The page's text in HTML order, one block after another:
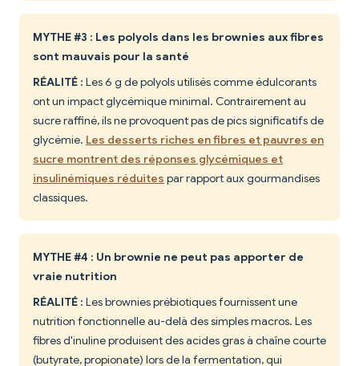
MYTHE #3 : Les polyols dans les brownies aux fibres
sont mauvais pour la santé
RÉALITÉ : Les 6 g de polyols utilisés comme édulcorants
ont un impact glycémique minimal. Contrairement au
sucre raffiné, ils ne provoquent pas de pics significatifs de
glycémie. Les desserts riches en fibres et pauvres en
sucre montrent des réponses glycémiques et
insulinémiques réduites par rapport aux gourmandises
classiques.
MYTHE #4 : Un brownie ne peut pas apporter de
vraie nutrition
RÉALITÉ : Les brownies prébiotiques fournissent une
nutrition fonctionnelle au-delà des simples macros. Les
fibres d'inuline produisent des acides gras à chaîne courte
(butyrate, propionate) lors de la fermentation, qui